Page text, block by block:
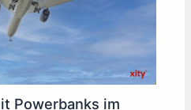
Powerbanks im